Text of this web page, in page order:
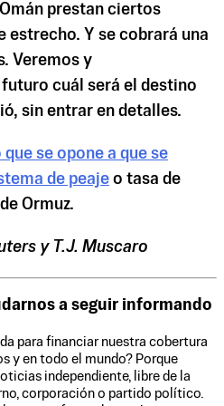
prestan ciertos
estrecho. Y se cobrará una
Veremos y
cuál será el destino
sin entrar en detalles.
se opone a que se
de peaje o tasa de
Ormuz.
y T.J. Muscaro
a seguir informando
para financiar nuestra cobertura
y en todo el mundo? Porque
independiente, libre de la
corporación o partido político.